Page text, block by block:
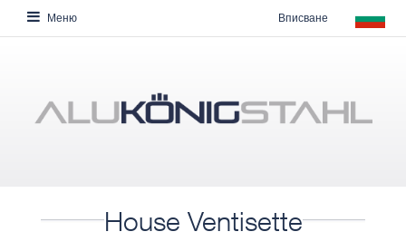
Меню Вписване
House Ventisette